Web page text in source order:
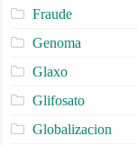
Fraude
Genoma
Glaxo
Glifosato
Globalizacion